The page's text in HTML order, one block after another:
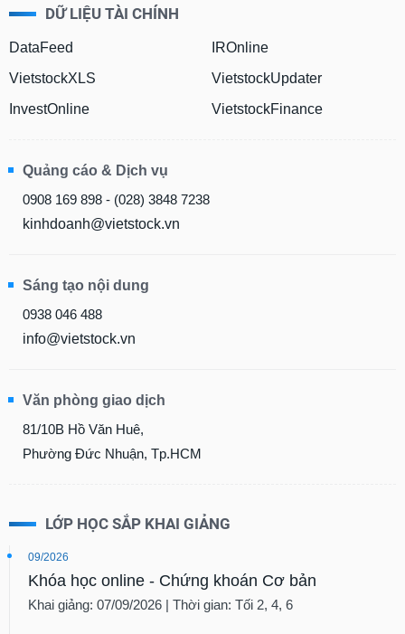
DỮ LIỆU TÀI CHÍNH
DataFeed
VietstockXLS
InvestOnline
IROnline
VietstockUpdater
VietstockFinance
Quảng cáo & Dịch vụ
0908 169 898 - (028) 3848 7238
kinhdoanh@vietstock.vn
Sáng tạo nội dung
0938 046 488
info@vietstock.vn
Văn phòng giao dịch
81/10B Hồ Văn Huê,
Phường Đức Nhuận, Tp.HCM
LỚP HỌC SẮP KHAI GIẢNG
09/2026
Khóa học online - Chứng khoán Cơ bản
Khai giảng: 07/09/2026 | Thời gian: Tối 2, 4, 6